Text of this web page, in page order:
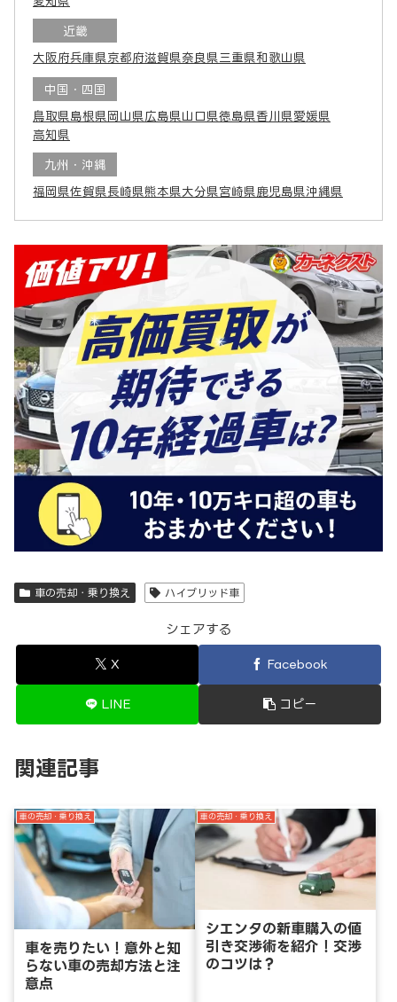
近畿
大阪府兵庫県京都府滋賀県奈良県 三重県和歌山県
中国・四国
鳥取県島根県岡山県広島県山口県徳島県香川県愛媛県
高知県
九州・沖縄
福岡県佐賀県長崎県熊本県大分県宮崎県鹿児島県沖縄県
車の売却・乗り換え ハイブリッド車
シェアする
X Facebook
LINE コピー
関連記事
車の売却・乗り換え
車を売りたい！意外と知
らない車の売却方法と注
意点
車の売却・乗り換え
シエンタの新車購入の値
引き交渉術を紹介！交渉
のコツは？